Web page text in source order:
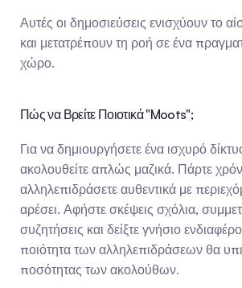
Αυτές οι δημοσιεύσεις ενισχύουν το
και μετατρέπουν τη ροή σε ένα
χώρο.
Πώς να Βρείτε Ποιοτικά "Moots";
Για να δημιουργήσετε ένα ισχυρό
ακολουθείτε απλώς μαζικά. Πάρτε
αλληλεπιδράσετε αυθεντικά με
αρέσει. Αφήστε σκέψεις σχόλια,
συζητήσεις και δείξτε γνήσιο
ποιότητα των αλληλεπιδράσεων θα
ποσότητας των ακολούθων.